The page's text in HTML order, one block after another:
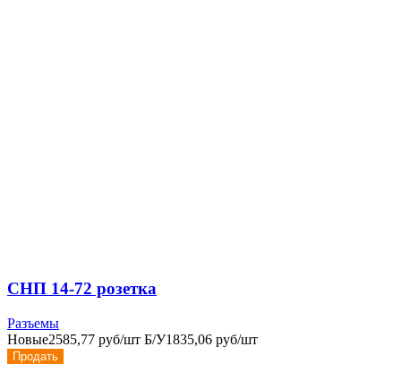
СНП 14-72 розетка
Разъемы
Новые2585,77 руб/шт Б/У1835,06 руб/шт
Продать